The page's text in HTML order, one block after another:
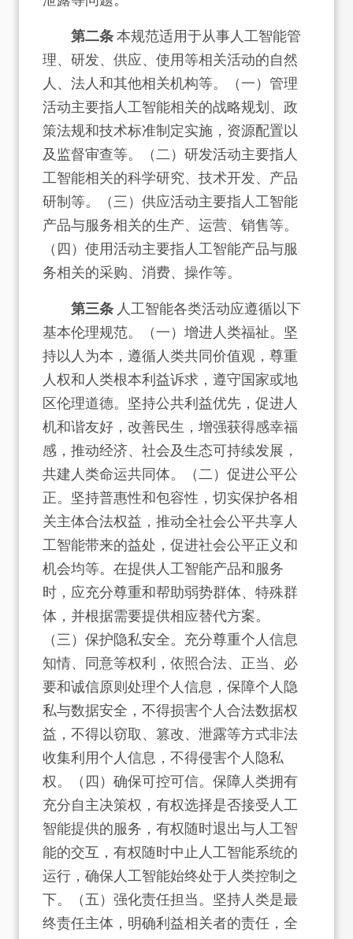
第二条本规范适用于从事人工智能管
理、研发、供应、使用等相关活动的自然
人、法人和其他相关机构等。（一）管理
活动主要指人工智能相关的战略规划、政
策法规和技术标准制定实施，资源配置以
及监督审查等。（二）研发活动主要指人
工智能相关的科学研究、技术开发、产品
研制等。（三）供应活动主要指人工智能
产品与服务相关的生产、运营、销售等。
（四）使用活动主要指人工智能产品与服
务相关的采购、消费、操作等。
第三条 人工智能各类活动应遵循以下
基本伦理规范。（一）增进人类福祉。坚
持以人为本，遵循人类共同价值观，尊重
人权和人类根本利益诉求，遵守国家或地
区伦理道德。坚持公共利益优先，促进人
机和谐友好，改善民生，增强获得感幸福
感，推动经济、社会及生态可持续发展，
共建人类命运共同体。（二）促进公平公
正。坚持普惠性和包容性，切实保护各相
关主体合法权益，推动全社会公平共享人
工智能带来的益处，促进社会公平正义和
机会均等。在提供人工智能产品和服务
时，应充分尊重和帮助弱势群体、特殊群
体，并根据需要提供相应替代方案。
（三）保护隐私安全。充分尊重个人信息
知情、同意等权利，依照合法、正当、必
要和诚信原则处理个人信息，保障个人隐
私与数据安全，不得损害个人合法数据权
益，不得以窃取、篡改、泄露等方式非法
收集利用个人信息，不得侵害个人隐私
权。（四）确保可控可信。保障人类拥有
充分自主决策权，有权选择是否接受人工
智能提供的服务，有权随时退出与人工智
能的交互，有权随时中止人工智能系统的
运行，确保人工智能始终处于人类控制之
下。（五）强化责任担当。坚持人类是最
终责任主体，明确利益相关者的责任，全